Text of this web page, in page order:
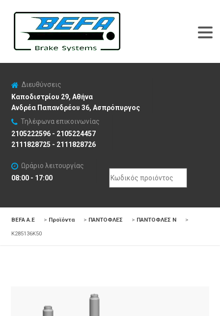
Διευθύνσεις
Καποδιστρίου 29, Αθήνα
Ανδρέα Παπανδρέου 36, Ασπρόπυργος
Τηλέφωνα επικοινωνίας
2105222596 - 2105224457
2111828725 - 2111828726
Ωράριο λειτουργίας
08:00 - 17:00
Search
for:
BEFA Α.Ε > Προϊόντα > ΠΑΝΤΟΦΛΕΣ > ΠΑΝΤΟΦΛΕΣ N
>
K285136K50